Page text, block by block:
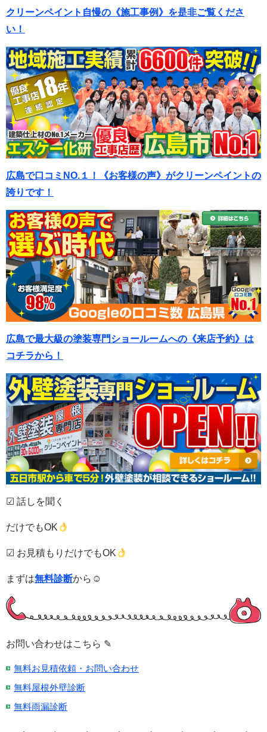
クリーンペイント自慢の《施工事例》を是非ご覧くださ
い！
広島で口コミNO.１！《お客様の声》がクリーンペイントの
誇りです！
広島で最大級の塗装専門ショールームへの《来店予約》は
コチラから！
☑ 話しを聞く
だけでもOK
☑ お見積もりだけでもOK
まずは無料診断から☺
お問い合わせはこちら ✎
無料お見積依頼・お問い合わせ
無料屋根外壁診断
無料雨漏診断